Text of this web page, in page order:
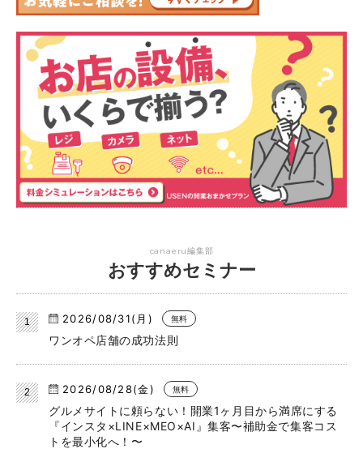
canaeru編集部
おすすめセミナー
2026/08/31(月) 無料
ワンオペ店舗の成功法則
2026/08/28(金) 無料
グルメサイトに頼らない！開業1ヶ月目から満席にする
『インスタ×LINE×MEO×AI』集客〜補助金で集客コス
トを最小化へ！〜